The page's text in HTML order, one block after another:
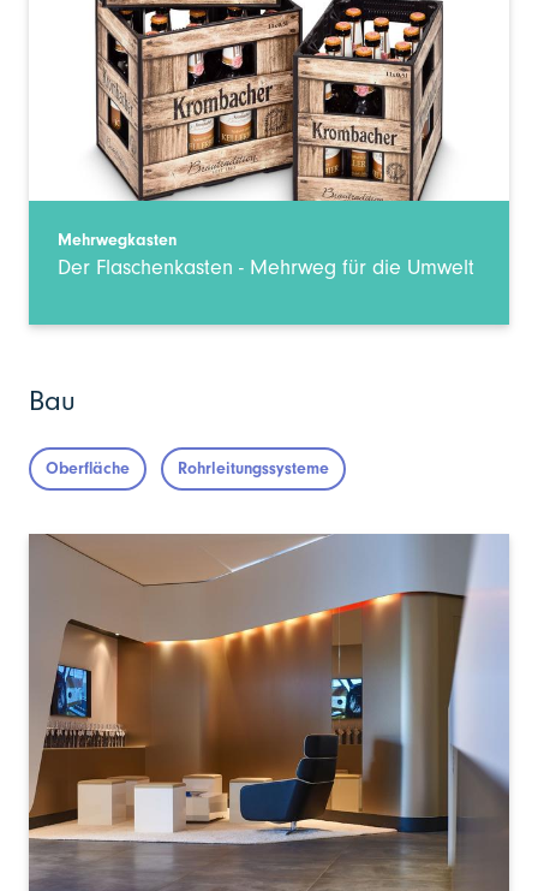
Mehrwegkasten
Der Flaschenkasten - Mehrweg für die Umwelt
Bau
Oberfläche Rohrleitungssysteme